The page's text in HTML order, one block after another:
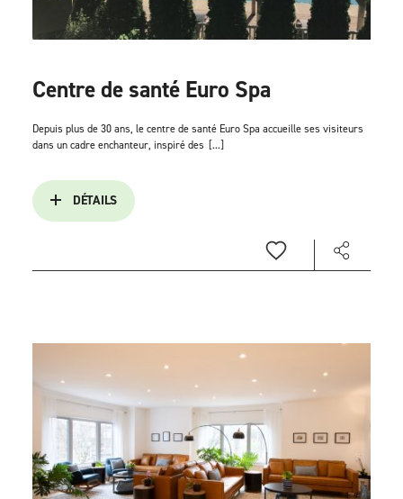
Centre de santé Euro Spa
Depuis plus de 30 ans, le centre de santé Euro Spa accueille ses visiteurs
dans un cadre enchanteur, inspiré des [...]
DÉTAILS